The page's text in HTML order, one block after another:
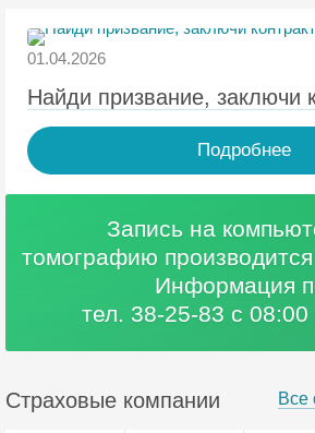
01.04.2026
Найди призвание, заключи
Подробнее
Запись на
томографию
Информация
тел. 38-25-83 с
Страховые компании Все